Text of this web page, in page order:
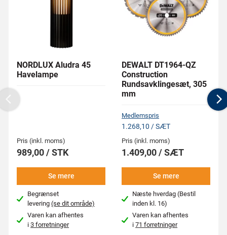
NORDLUX Aludra 45
Havelampe
Pris (inkl. moms)
989,00 / STK
Se mere
Begrænset
levering(se dit område)
Varen kan afhentes
i3 forretninger
DEWALT DT1964-QZ
Construction
Rundsavklingesæt, 305
mm
Medlemspris
1.268,10 / SÆT
Pris (inkl. moms)
1.409,00 / SÆT
Se mere
Næste hverdag (Bestil
inden kl. 16)
Varen kan afhentes
i71 forretninger
Previous